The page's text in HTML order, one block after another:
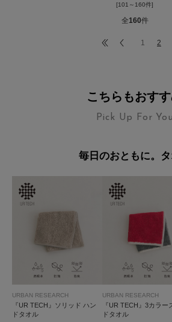
[101～160件]
全160件
1 2
こちらもおす
Pick Up For You
毎日のおともに。
URBAN RESEARCH
『UR TECH』ソリッド ハン
ドタオル
URBAN RESEARCH
『UR TECH』3カラー
ドタオル